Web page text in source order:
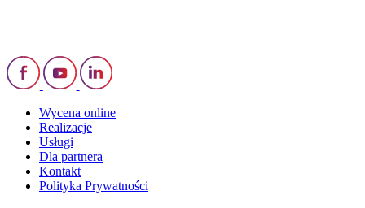
Wycena online
Realizacje
Usługi
Dla partnera
Kontakt
Polityka Prywatności